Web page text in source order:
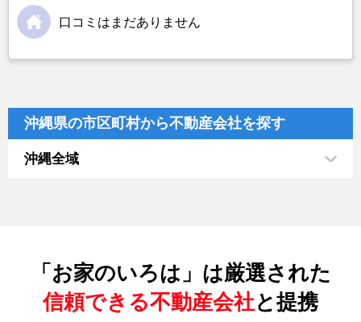
口コミはまだありません
沖縄県の市区町村から不動産会社を探す
沖縄全域
「お家のいろは」は厳選された
信頼できる不動産会社と提携